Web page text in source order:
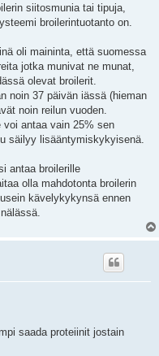
siitosmunia tai tipuja,
broilerintuotanto on.
oli maininta, että suomessa
jotka munivat ne munat,
olevat broilerit.
noin 37 päivän iässä (hieman
noin reilun vuoden.
voi antaa vain 25% sen
säilyy lisääntymiskykyisenä.
antaa broilerille
olla mahdotonta broilerin
kävelykykynsä ennen
saada proteiinit jostain